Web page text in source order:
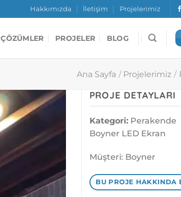
Hakkımızda İletişim Projelerimiz
ÇÖZÜMLER PROJELER BLOG
Ana Sayfa / Projelerimiz /
PROJE DETAYLARI
Kategori:Perakende
Boyner LED Ekran
Müşteri: Boyner
BU PROJE HAKKINDA